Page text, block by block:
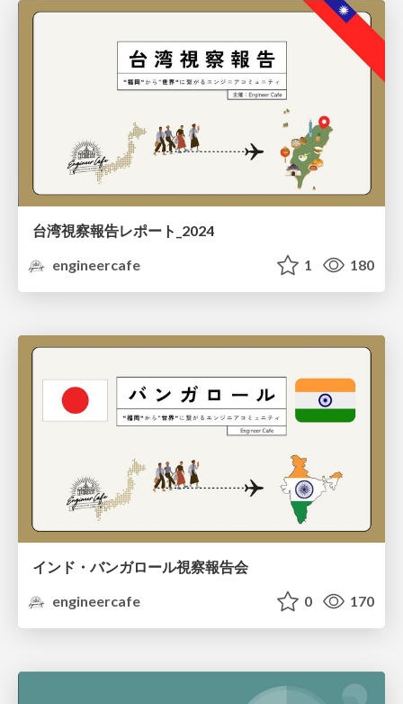
台湾視察報告レポート_2024
engineercafe
1 180
インド・バンガロール視察報告会
engineercafe
0 170